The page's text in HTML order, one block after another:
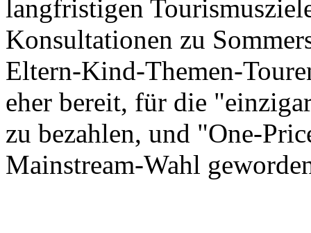
langfristigen
Konsultationen zu
Eltern-Kind-Themen-
eher bereit, für die
zu bezahlen, und "One-
Mainstream-Wahl